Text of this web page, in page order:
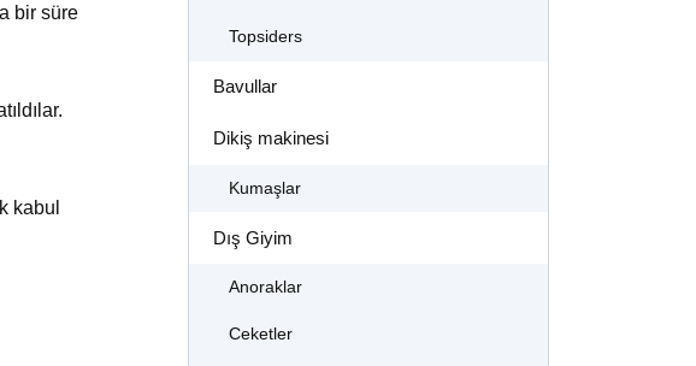
bir süre
kabul
Topsiders
Bavullar
Dikiş makinesi
Kumaşlar
Dış Giyim
Anoraklar
Ceketler